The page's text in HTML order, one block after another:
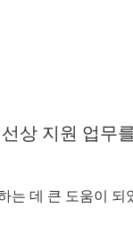
선상 지원 업무
는 데 큰 도움이 되